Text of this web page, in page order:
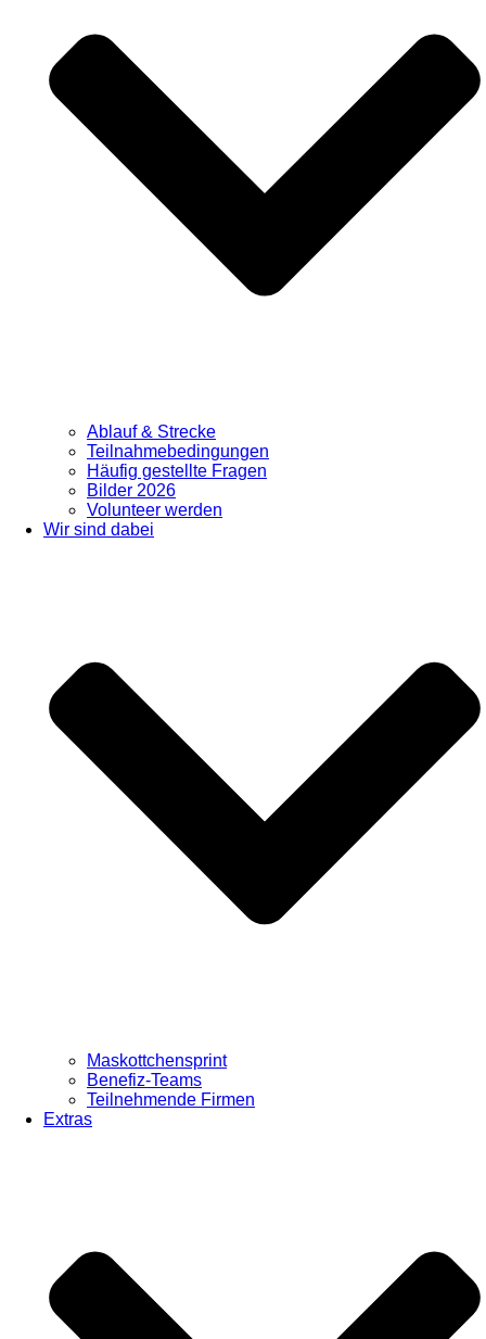
Ablauf & Strecke
Teilnahmebedingungen
Häufig gestellte Fragen
Bilder 2026
Volunteer werden
Wir sind dabei
Maskottchensprint
Benefiz-Teams
Teilnehmende Firmen
Extras